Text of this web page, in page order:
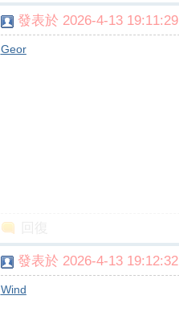
發表於 2026-4-13 19:11:29
Geor
發表於 2026-4-13 19:12:32
Wind